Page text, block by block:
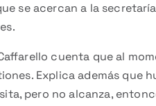
se acercan a la
cuenta que al
Explica además que
pero no alcanza,